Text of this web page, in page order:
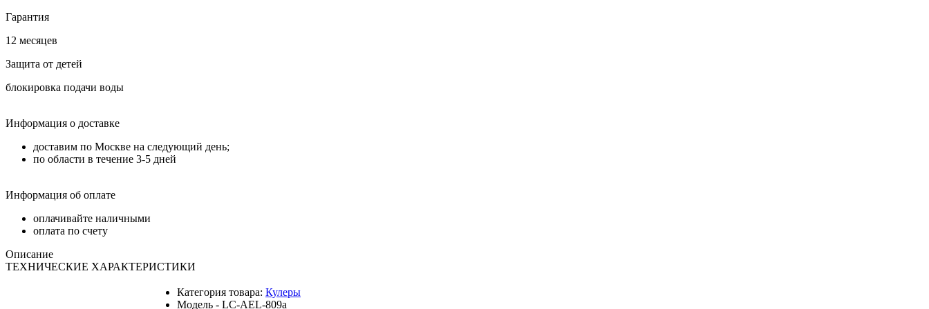
Гарантия
12 месяцев
Защита от детей
блокировка подачи воды
Информация о доставке
доставим по Москве на следующий день;
по области в течение 3-5 дней
Информация об оплате
оплачивайте наличными
оплата по счету
Описание
ТЕХНИЧЕСКИЕ ХАРАКТЕРИСТИКИ
Категория товара: Кулеры
Модель - LC-AEL-809a